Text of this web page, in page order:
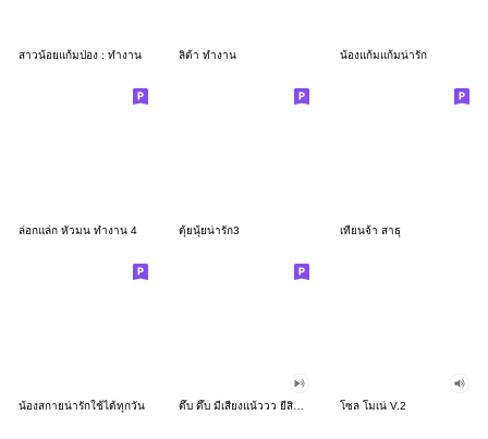
สาวน้อยแก้มป่อง : ทำงาน ลิต้า ทำงาน น้องแก้มแก้มน่ารัก
ล่อกแล่ก หัวมน ทำงาน 4 ตุ้ยนุ้ยน่ารัก3 เทียนจ้า สาธุ
น้องสกายน่ารักใช้ได้ทุกวัน ดึ๊บ ดึ๊บ มีเสียงแน้ววว ยี่สิบสอง โซล โมเน่ V.2